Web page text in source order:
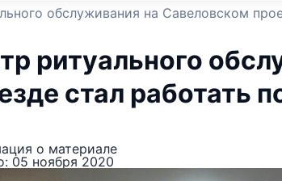
обслуживания на Савеловском
ритуального
стал работать
о материале
05 ноября 2020